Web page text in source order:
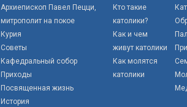
Архиепископ Павел Пецци,
митрополит на покое
Курия
Советы
Кафедральный собор
Приходы
Посвященная жизнь
История
Кто такие
католики?
Как и чем
живут католики
Как молятся
католики